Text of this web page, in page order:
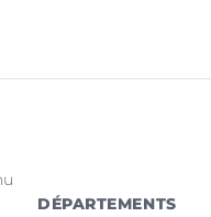
DÉPARTEMENTS